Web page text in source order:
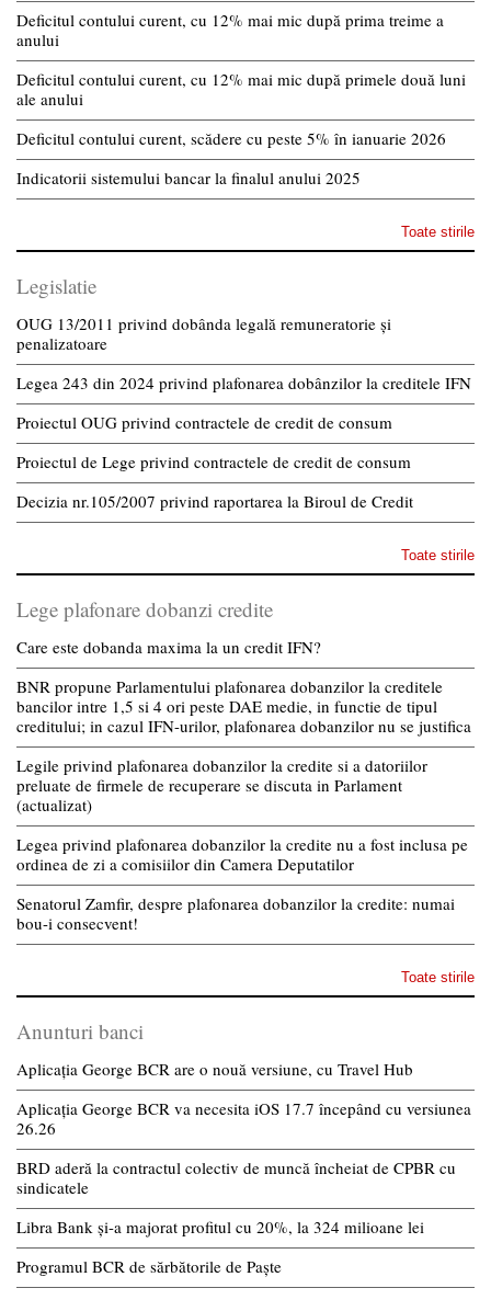
Deficitul contului curent, cu 12% mai mic după prima treime a
anului
Deficitul contului curent, cu 12% mai mic după primele două luni
ale anului
Deficitul contului curent, scădere cu peste 5% în ianuarie 2026
Indicatorii sistemului bancar la finalul anului 2025
Toate stirile
Legislatie
OUG 13/2011 privind dobânda legală remuneratorie și
penalizatoare
Legea 243 din 2024 privind plafonarea dobânzilor la creditele IFN
Proiectul OUG privind contractele de credit de consum
Proiectul de Lege privind contractele de credit de consum
Decizia nr.105/2007 privind raportarea la Biroul de Credit
Toate stirile
Lege plafonare dobanzi credite
Care este dobanda maxima la un credit IFN?
BNR propune Parlamentului plafonarea dobanzilor la creditele
bancilor intre 1,5 si 4 ori peste DAE medie, in functie de tipul
creditului; in cazul IFN-urilor, plafonarea dobanzilor nu se justifica
Legile privind plafonarea dobanzilor la credite si a datoriilor
preluate de firmele de recuperare se discuta in Parlament
(actualizat)
Legea privind plafonarea dobanzilor la credite nu a fost inclusa pe
ordinea de zi a comisiilor din Camera Deputatilor
Senatorul Zamfir, despre plafonarea dobanzilor la credite: numai
bou-i consecvent!
Toate stirile
Anunturi banci
Aplicația George BCR are o nouă versiune, cu Travel Hub
Aplicația George BCR va necesita iOS 17.7 începând cu versiunea
26.26
BRD aderă la contractul colectiv de muncă încheiat de CPBR cu
sindicatele
Libra Bank și-a majorat profitul cu 20%, la 324 milioane lei
Programul BCR de sărbătorile de Paște